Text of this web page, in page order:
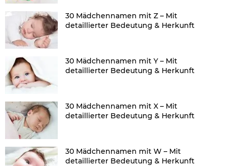
30 Mädchennamen mit Z – Mit
detaillierter Bedeutung & Herkunft
30 Mädchennamen mit Y – Mit
detaillierter Bedeutung & Herkunft
30 Mädchennamen mit X – Mit
detaillierter Bedeutung & Herkunft
30 Mädchennamen mit W – Mit
detaillierter Bedeutung & Herkunft